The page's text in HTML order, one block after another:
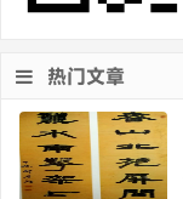
热门文章